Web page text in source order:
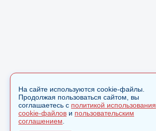
На сайте используются cookie-файлы.
Продолжая пользоваться сайтом, вы
соглашаетесь с политикой использования
cookie-файлов и пользовательским
соглашением